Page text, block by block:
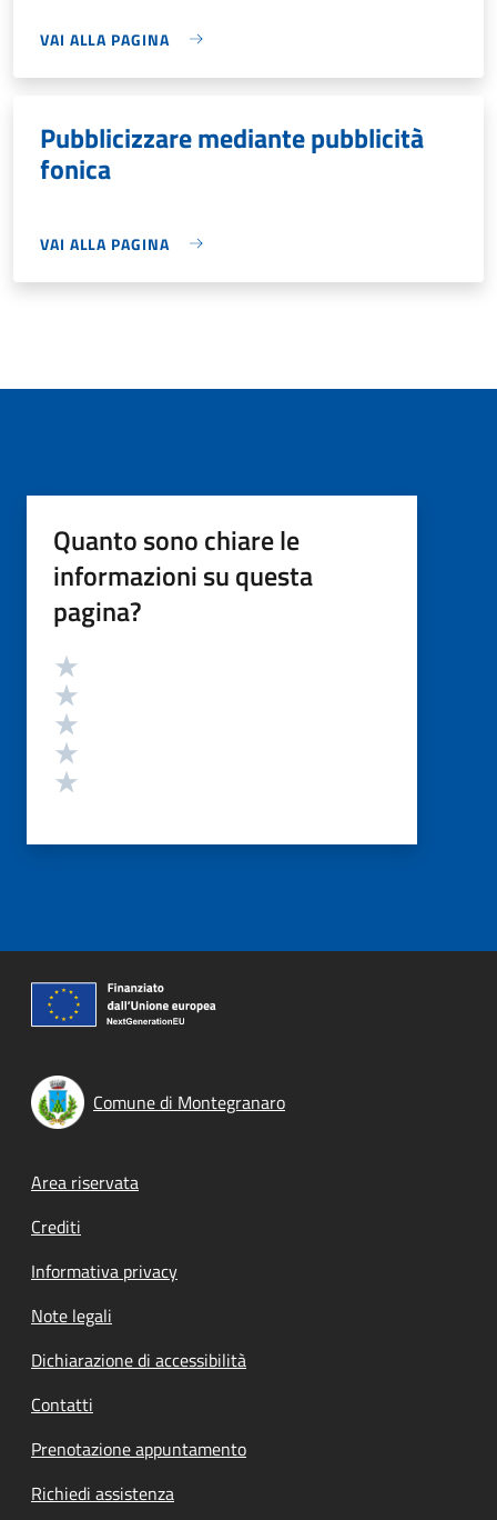
VAI ALLA PAGINA
Pubblicizzare mediante pubblicità
fonica
VAI ALLA PAGINA
Quanto sono chiare le
informazioni su questa
pagina?
Valutazione
Comune di Montegranaro
Footer menu
Area riservata
Crediti
Informativa privacy
Note legali
Dichiarazione di accessibilità
Contatti
Prenotazione appuntamento
Richiedi assistenza